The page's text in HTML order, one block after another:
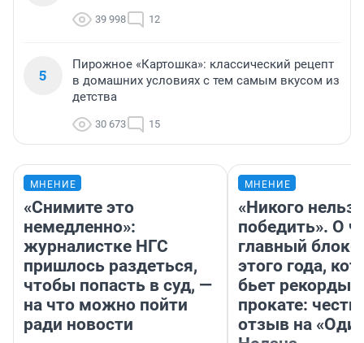
39 998 12
5
Пирожное «Картошка»: классический рецепт
в домашних условиях с тем самым вкусом из
детства
30 673 15
МНЕНИЕ
«Снимите это
немедленно»:
журналистке НГС
пришлось раздеться,
чтобы попасть в суд, —
на что можно пойти
ради новости
МНЕНИЕ
«Никого нельзя
победить». О
главный
этого года,
бьет рекорды в
прокате:
отзыв на